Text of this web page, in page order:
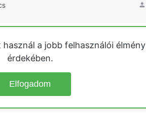
a jobb felhasználói élmény
érdekében.
Elfogadom